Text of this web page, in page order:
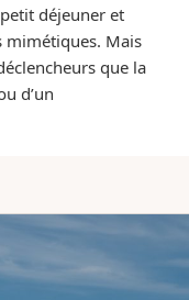
déjeuner et
mimétiques. Mais
que la
d’un